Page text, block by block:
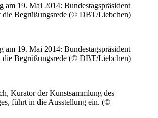
am 19. Mai 2014: Bundestagspräsident
die Begrüßungsrede (© DBT/Liebchen)
am 19. Mai 2014: Bundestagspräsident
die Begrüßungsrede (© DBT/Liebchen)
Kurator der Kunstsammlung des
führt in die Ausstellung ein. (©